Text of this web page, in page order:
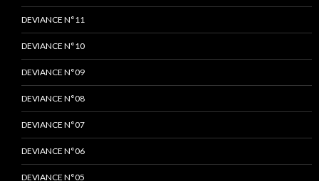
DEVIANCE N°11
DEVIANCE N°10
DEVIANCE N°09
DEVIANCE N°08
DEVIANCE N°07
DEVIANCE N°06
DEVIANCE N°05